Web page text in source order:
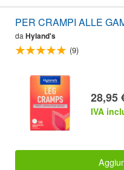
PER CRAMPI ALLE
da Hyland's
(9)
28,95
IVA